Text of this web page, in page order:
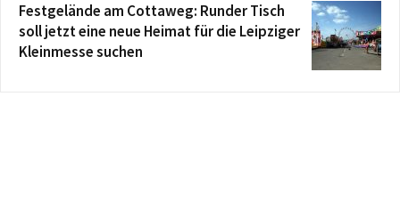
Festgelände am Cottaweg: Runder Tisch
soll jetzt eine neue Heimat für die Leipziger
Kleinmesse suchen